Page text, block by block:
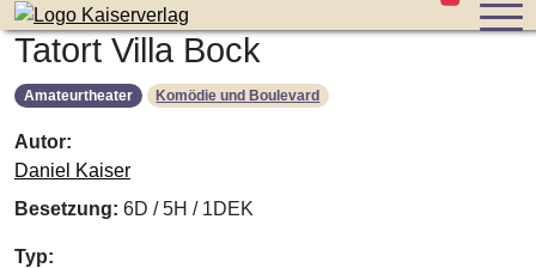
Zum Inhalt der Seite springen Stücke im
Tatort Villa Bock
Amateurtheater Komödie und Boulevard
Autor:
Daniel Kaiser
Besetzung: 6D / 5H / 1DEK
Typ: